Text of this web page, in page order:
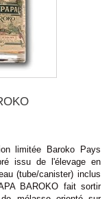
limitée Baroko Pays
issu de l'élevage en
(tube/canister) inclus
BAROKO fait sortir